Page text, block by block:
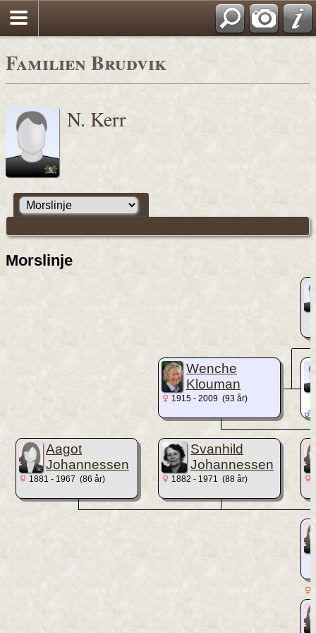
Familien Brudvik
N. Kerr
Morslinje
Wenche
Klouman
1915 - 2009 (93 år)
Aagot
Johannessen
1881 - 1967 (86 år)
Svanhild
Johannessen
1882 - 1971 (88 år)